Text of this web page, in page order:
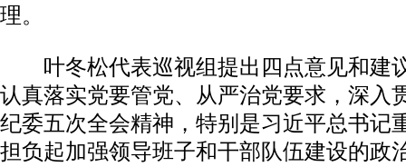
理。
叶冬松代表巡视组提出四点意见和建
认真落实党要管党、从严治党要求，深入
纪委五次全会精神，特别是习近平总书记
担负起加强领导班子和干部队伍建设的政